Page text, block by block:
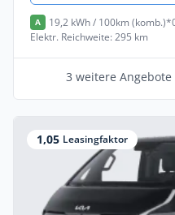
A 19,2 kWh / 100km (komb.)*
Elektr. Reichweite: 295 km
3 weitere
1,05 Leasingfaktor